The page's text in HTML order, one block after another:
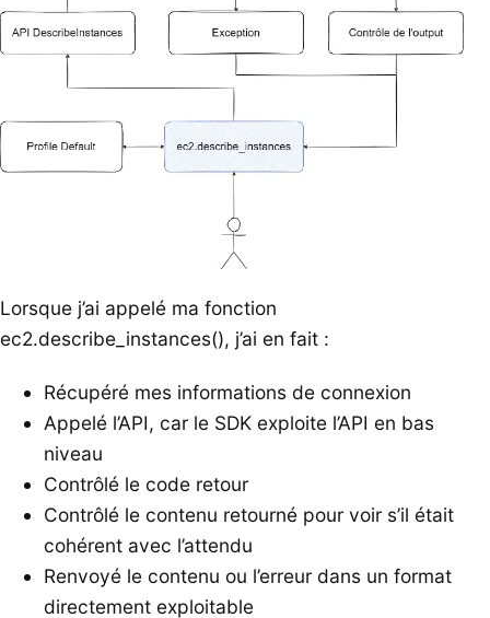
Lorsque j’ai appelé ma fonction
ec2.describe_instances(), j’ai en fait :
Récupéré mes informations de connexion
Appelé l’API, car le SDK exploite l’API en bas
niveau
Contrôlé le code retour
Contrôlé le contenu retourné pour voir s’il était
cohérent avec l’attendu
Renvoyé le contenu ou l’erreur dans un format
directement exploitable